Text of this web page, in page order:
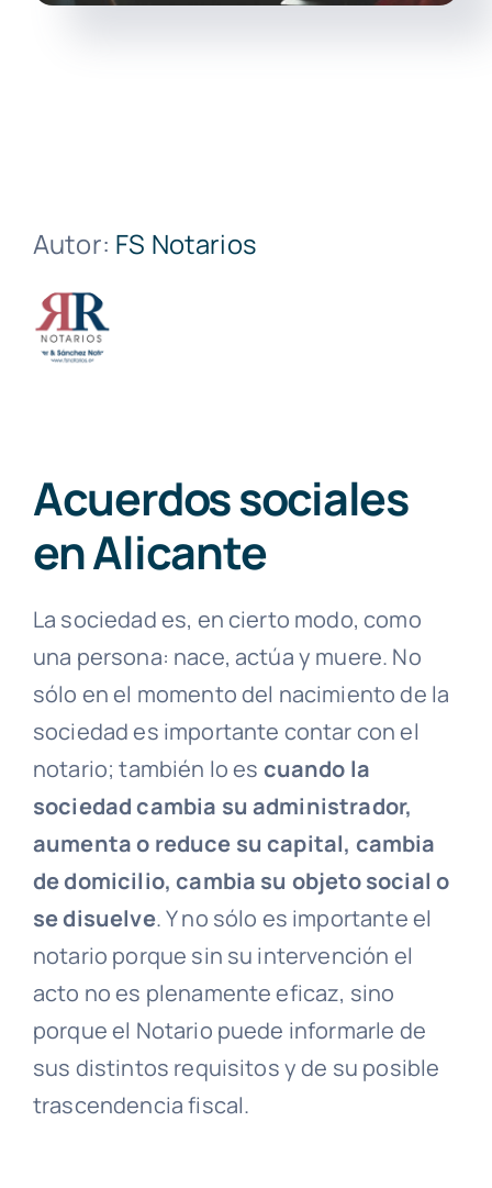
Autor: FS Notarios
Acuerdos sociales
en Alicante
La sociedad es, en cierto modo, como
una persona: nace, actúa y muere. No
sólo en el momento del nacimiento de la
sociedad es importante contar con el
notario; también lo es cuando la
sociedad cambia su administrador,
aumenta o reduce su capital, cambia
de domicilio, cambia su objeto social o
se disuelve. Y no sólo es importante el
notario porque sin su intervención el
acto no es plenamente eficaz, sino
porque el Notario puede informarle de
sus distintos requisitos y de su posible
trascendencia fiscal.